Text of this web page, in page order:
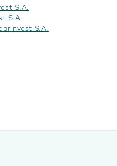
S.A.
S.A.
S.A.